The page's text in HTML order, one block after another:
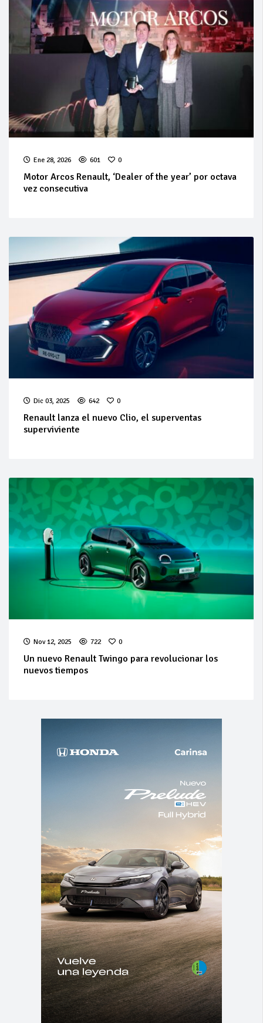
Ene 28, 2026 601 0
Motor Arcos Renault, ‘Dealer of the year’ por octava
vez consecutiva
Dic 03, 2025 642 0
Renault lanza el nuevo Clio, el superventas
superviviente
Nov 12, 2025 722 0
Un nuevo Renault Twingo para revolucionar los
nuevos tiempos